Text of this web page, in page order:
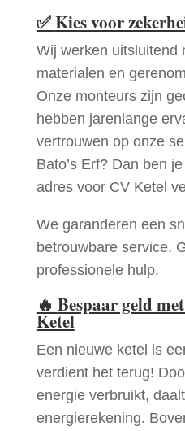
✅Kies voor
Wij werken uitsluitend
materialen en
Onze monteurs zijn
hebben jarenlange
vertrouwen op onze
Bato’s Erf? Dan ben
adres voor CV Ketel
We garanderen een
betrouwbare service.
professionele hulp.
🔥 Bespaar geld
Ketel
Een nieuwe ketel is
verdient het terug!
energie verbruikt,
energierekening.